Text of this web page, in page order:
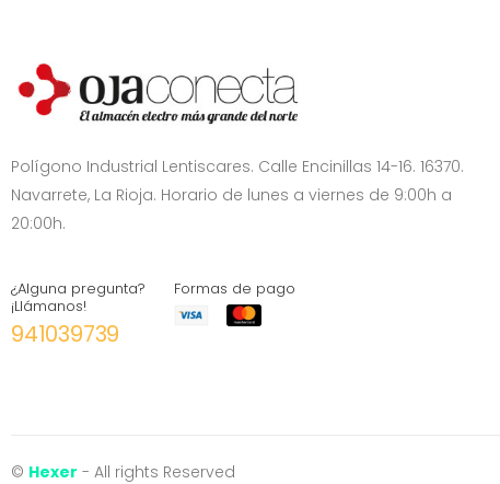
Polígono Industrial Lentiscares. Calle Encinillas 14-16. 16370.
Navarrete, La Rioja. Horario de lunes a viernes de 9:00h a
20:00h.
¿Alguna pregunta?
¡Llámanos!
941039739
Formas de pago
© Hexer - All rights Reserved